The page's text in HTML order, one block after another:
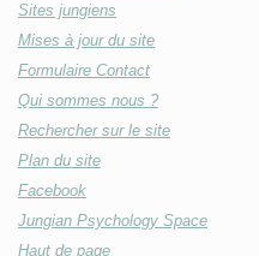
Sites jungiens
Mises à jour du site
Formulaire Contact
Qui sommes nous ?
Rechercher sur le site
Plan du site
Facebook
Jungian Psychology Space
Haut de page